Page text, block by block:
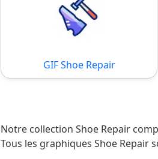
GIF Shoe Repair
Notre collection Shoe Repair
Tous les graphiques Shoe